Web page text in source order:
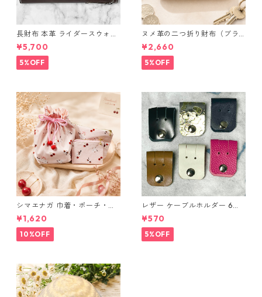
長財布 本革 ライダースウォレ
ット 国産 ヌメ革 ブラウン バ
ングラデシュ l175 レザー 革財
布 ハンドメイド 経年変化
¥5,700
5%OFF
ヌメ革の二つ折り財布（ブラ
ウン系）
¥2,660
5%OFF
シマエナガ 巾着・ポーチ・ミ
ニポーチ(カード収納にも) ３
点セット さくらんぼ柄×淡いピ
ンク
¥1,620
10%OFF
レザー ケーブルホルダー 6個
セット
¥570
5%OFF